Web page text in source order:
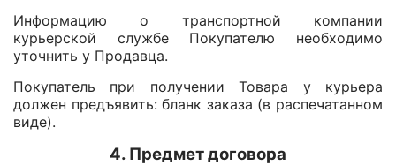
Информацию о транспортной компании
курьерской службе Покупателю необходимо
уточнить у Продавца.
Покупатель при получении Товара у курьера
должен предъявить: бланк заказа (в распечатанном
виде).
4. Предмет договора